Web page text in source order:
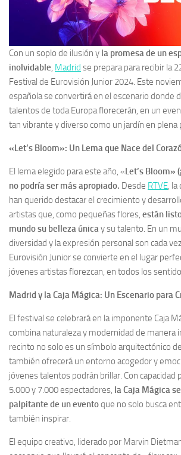
Con un soplo de ilusión y la promesa de un
inolvidable, Madrid se prepara para recibir la
Festival de Eurovisión Junior 2024. Este
española se convertirá en el escenario donde
talentos de toda Europa florecerán, en un
tan vibrante y diverso como un jardín en plena
«Let’s Bloom»: Un Lema que Nace del
El lema elegido para este año, «Let’s Bloom»
no podría ser más apropiado. Desde RTVE, la
han querido destacar el crecimiento y
artistas que, como pequeñas flores, están
mundo su belleza únicay su talento. En un
diversidad y la expresión personal son cada
Eurovisión Junior se convierte en el lugar
jóvenes artistas florezcan, en todos los
Madrid y la Caja Mágica: Un Escenario para
El festival se celebrará en la imponente Caja
combina naturaleza y modernidad de manera
recinto no solo es un símbolo arquitectónico
también ofrecerá un entorno acogedor y
jóvenes talentos podrán brillar. Con capacidad
5.000 y 7.000 espectadores, la Caja Mágica
palpitante de un eventoque no solo busca
también inspirar.
El equipo creativo, liderado por Marvin